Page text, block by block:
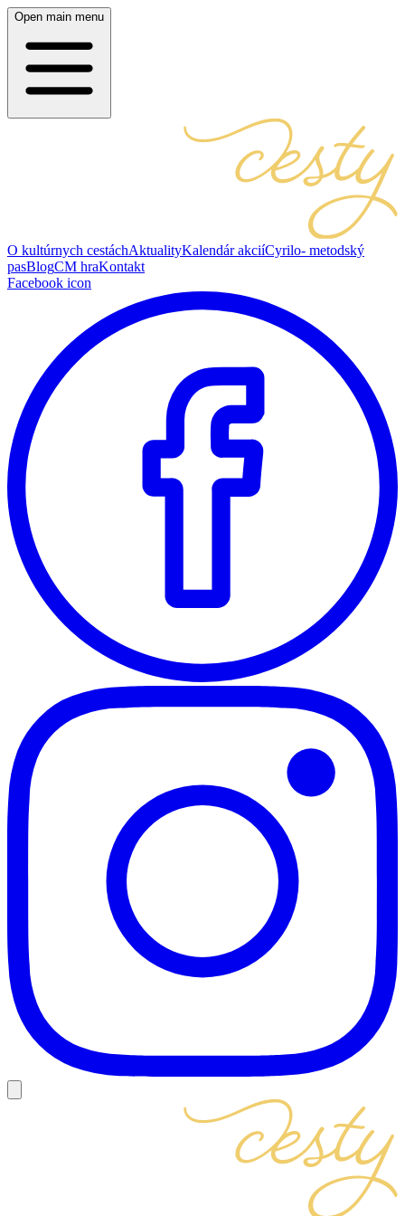
Open main menu
O kultúrnych cestáchAktualityKalendár akciíCyrilo- metodský
pasBlogCM hraKontakt
Facebook icon